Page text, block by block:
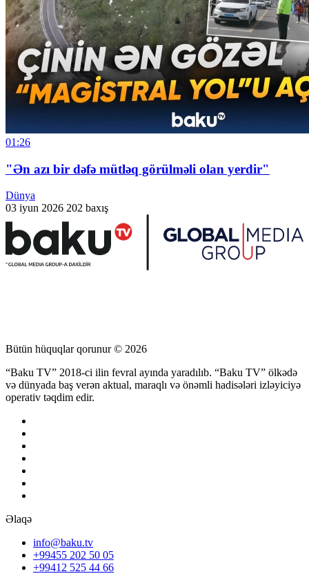
01:26
"Ən azı bir dəfə mütləq görülməli olan yerdir"
Dünya
03 iyun 2026 202 baxış
Bütün hüquqlar qorunur © 2026
“Baku TV” 2018-ci ilin fevral ayında yaradılıb. “Baku TV” ölkədə
və dünyada baş verən aktual, maraqlı və önəmli hadisələri izləyiciyə
operativ təqdim edir.
Əlaqə
info@baku.tv
+99455 202 50 05
+99412 525 44 66